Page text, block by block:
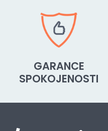
GARANCE
SPOKOJENOSTI